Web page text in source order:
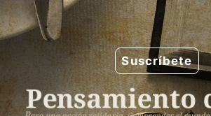
Saltar
al
contenido
Suscríbete